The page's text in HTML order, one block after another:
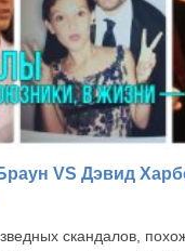
VS Дэвид
скандалов,